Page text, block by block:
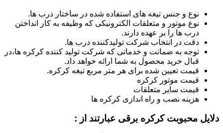
نوع و جنس تیغه های استفاده شده در ساختار درب ها.
نوع موتور و متعلقات الکترونیکی که وظیفه به کار انداختن
درب ها را بر عهده دارند.
دقت در انتخاب شرکت تولیدکننده درب ها.
توجه به ضمانت و خدماتی که شرکت تولید کننده کرکره ها،در
قبال خرید محصول به شما ارائه خواهد داد.
قیمت تعیین شده برای هر متر مربع تیغه کرکره.
قیمت موتور کرکره
قیمت سایر متعلقات
هزینه نصب و راه اندازی کرکره ها
دلایل محبوبت کرکره برقی عبارتند از :